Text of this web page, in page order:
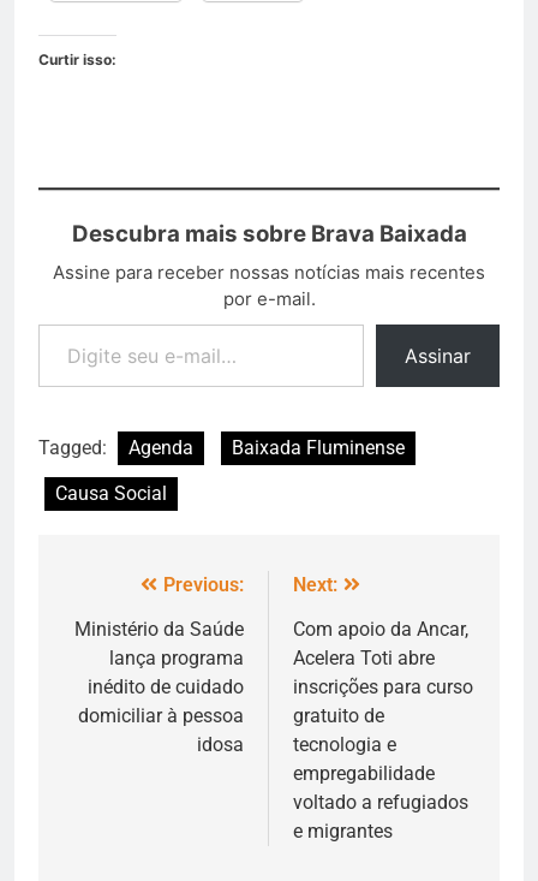
Curtir isso:
Descubra mais sobre Brava Baixada
Assine para receber nossas notícias mais recentes
por e-mail.
Assinar
Tagged: Agenda
Baixada Fluminense
Causa Social
Previous:
Ministério da Saúde
lança programa
inédito de cuidado
domiciliar à pessoa
idosa
Next:
Com apoio da Ancar,
Acelera Toti abre
inscrições para curso
gratuito de
tecnologia e
empregabilidade
voltado a refugiados
e migrantes